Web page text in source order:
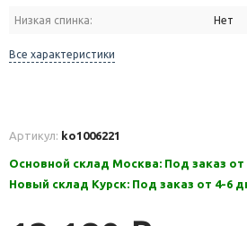
Низкая спинка: Нет
Все характеристики
Артикул: ko1006221
Основной склад Москва: Под заказ от
Новый склад Курск: Под заказ от 4-6